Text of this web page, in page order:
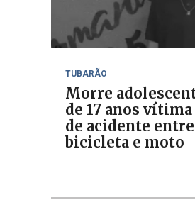
TUBARÃO
Morre
de 17 anos vítima
de acidente entre
bicicleta e moto